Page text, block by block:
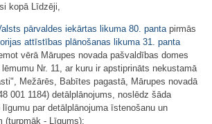
kopā Līdzēji,
pārvaldes iekārtas likuma 80. panta pirmās
attīstības plānošanas likuma 31. panta
vērā Mārupes novada pašvaldības domes
Nr. 11, ar kuru ir apstiprināts nekustamā
Mežārēs, Babītes pagastā, Mārupes novadā
001 1184) detālplānojums, noslēdz šāda
par detālplānojuma īstenošanu un
(turpmāk - Līgums):